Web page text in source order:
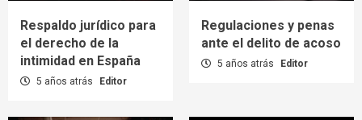
Respaldo jurídico para
el derecho de la
intimidad en España
5 años atrás Editor
Regulaciones y penas
ante el delito de acoso
5 años atrás Editor